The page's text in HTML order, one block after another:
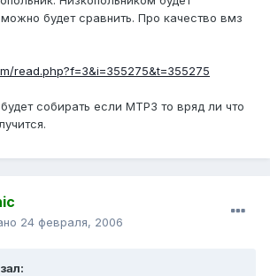
будет сравнить. Про качество вмз
read.php?f=3&i=355275&t=355275
собирать если МТРЗ то вряд ли что
24 февраля, 2006